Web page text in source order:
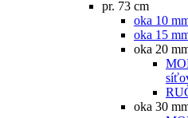
pr. 73 cm
oka 10
oka 15
oka 20
oka 30